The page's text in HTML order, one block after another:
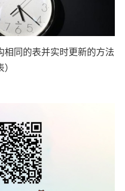
相同的表并实时更新的方法